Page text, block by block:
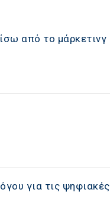
από το μάρκετινγ
για τις ψηφιακές